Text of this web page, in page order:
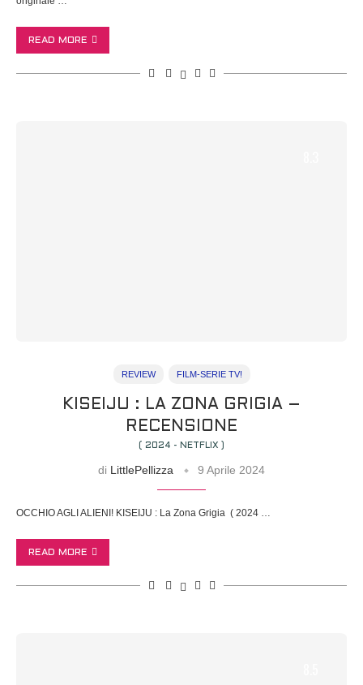
READ MORE
REVIEW FILM-SERIE TV!
KISEIJU : LA ZONA GRIGIA –
RECENSIONE
( 2024 - NETFLIX )
di LittlePellizza 9 Aprile 2024
OCCHIO AGLI ALIENI! KISEIJU : La Zona Grigia ( 2024 …
READ MORE